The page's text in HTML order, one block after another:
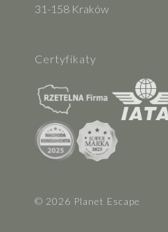
31-158 Kraków
Certyfikaty
© 2026 Planet Escape